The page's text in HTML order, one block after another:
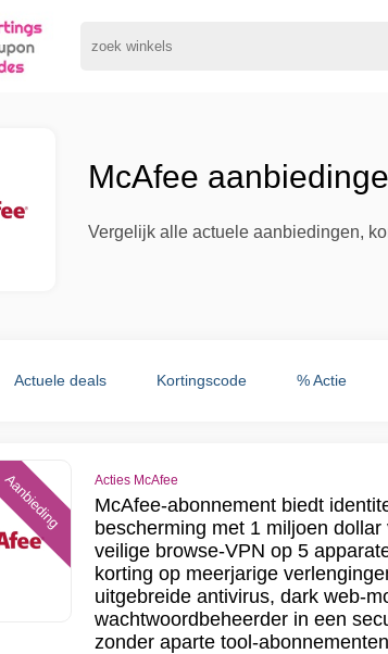
McAfee
Vergelijk alle actuele aanbiedingen,
Actuele deals Kortingscode % Actie
Aanbieding Acties McAfee
McAfee-abonnement biedt
bescherming met 1 miljoen dollar
veilige browse-VPN op 5
korting op meerjarige
uitgebreide antivirus, dark web-
wachtwoordbeheerder in een
zonder aparte tool-